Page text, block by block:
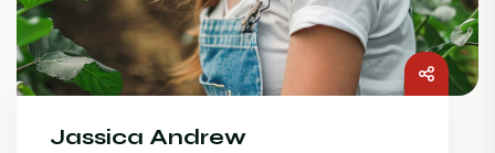
Jassica Andrew